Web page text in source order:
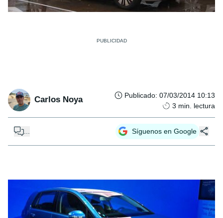
Carlos Noya Publicado: 07/03/2014 10:13
3 min. lectura
Síguenos en Google